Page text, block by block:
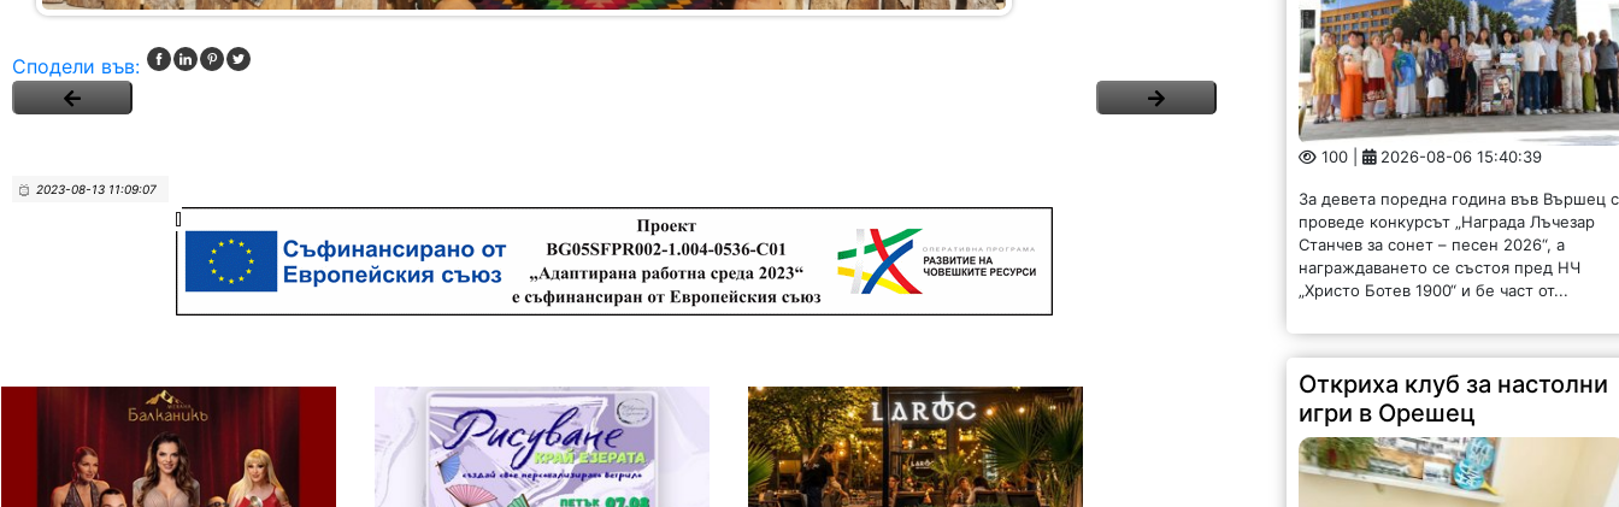
Сподели във:
2023-08-13 11:09:07
100 | 2026-08-06 15:40:39
За девета поредна година във Вършец
проведе конкурсът „Награда Лъчезар
Станчев за сонет – песен 2026“, а
награждаването се състоя пред НЧ
„Христо Ботев 1900“ и бе част от...
Откриха клуб за настолни
игри в Орешец